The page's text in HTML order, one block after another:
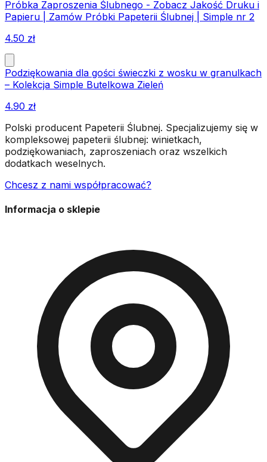
Próbka Zaproszenia Ślubnego - Zobacz Jakość Druku i
Papieru | Zamów Próbki Papeterii Ślubnej | Simple nr 2
4.50 zł
Podziękowania dla gości świeczki z wosku w granulkach
– Kolekcja Simple Butelkowa Zieleń
4.90 zł
Polski producent Papeterii Ślubnej. Specjalizujemy się w
kompleksowej papeterii ślubnej: winietkach,
podziękowaniach, zaproszeniach oraz wszelkich
dodatkach weselnych.
Chcesz z nami współpracować?
Informacja o sklepie